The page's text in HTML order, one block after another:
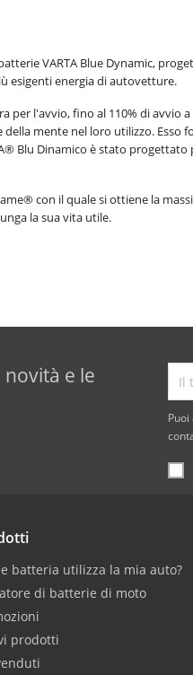
VARTA Blue Dynamic,
esigenti energia di autovetture.
per l'avvio, fino al 110% di avvio
mente nel loro utilizzo. Esso
Blu Dinamico è stato
con il quale si ottiene la
la sua vita utile.
novità e le
batteria utilizza la mia auto?
di batterie di moto
prodotti